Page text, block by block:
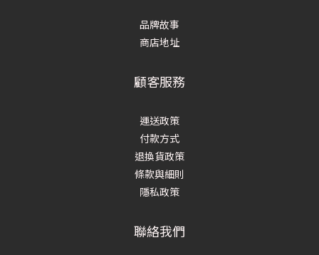
品牌故事
商店地址
顧客服務
運送政策
付款方式
退換貨政策
條款與細則
隱私政策
聯絡我們